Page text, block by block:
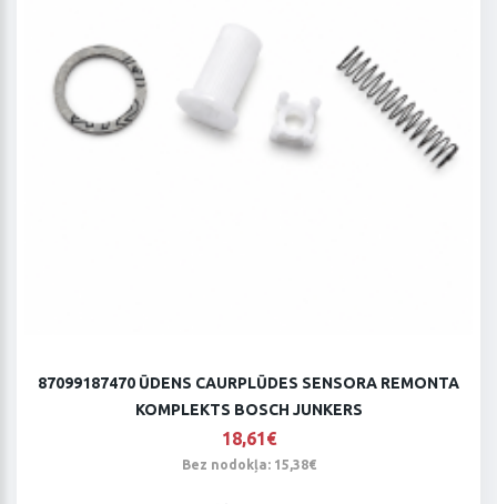
87099187470 ŪDENS CAURPLŪDES SENSORA REMONTA
KOMPLEKTS BOSCH JUNKERS
18,61€
Bez nodokļa: 15,38€